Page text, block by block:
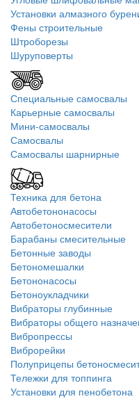
Установки алмазного
Фены строительные
Штроборезы
Шуруповерты
Специальные самосвалы
Карьерные самосвалы
Мини-самосвалы
Самосвалы
Самосвалы шарнирные
Техника для бетона
Автобетононасосы
Автобетоносмесители
Барабаны смесительные
Бетонные заводы
Бетономешалки
Бетононасосы
Бетоноукладчики
Вибраторы глубинные
Вибраторы общего
Вибропрессы
Виброрейки
Полуприцепы
Тележки для топпинга
Установки для пенобетона